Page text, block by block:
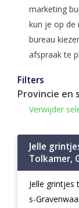
marketing
kun je op de
bureau
afspraak te
Filters
Provincie en
Verwijder
Jelle
Tolkamer,
Jelle grintjes
s-